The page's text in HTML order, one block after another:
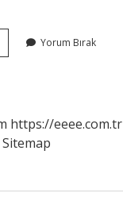
Yorum Bırak
https://eeee.com.tr
Sitemap